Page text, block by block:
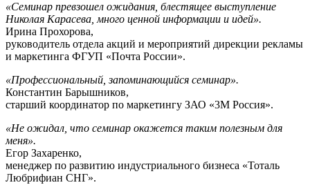
«Семинар превзошел ожидания, блестящее выступление
Николая Карасева, много ценной информации и идей».
Ирина Прохорова,
руководитель отдела акций и мероприятий дирекции рекламы
и маркетинга ФГУП «Почта России».
«Профессиональный, запоминающийся семинар».
Константин Барышников,
старший координатор по маркетингу ЗАО «3М Россия».
«Не ожидал, что семинар окажется таким полезным для
меня».
Егор Захаренко,
менеджер по развитию индустриального бизнеса «Тоталь
Любрифиан СНГ».